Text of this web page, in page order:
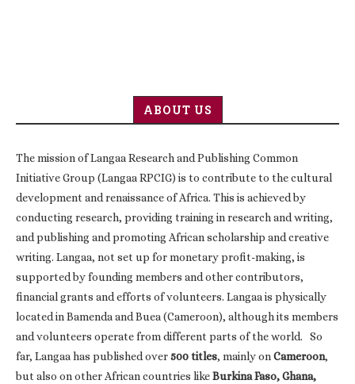
ABOUT US
The mission of Langaa Research and Publishing Common
Initiative Group (Langaa RPCIG) is to contribute to the cultural
development and renaissance of Africa. This is achieved by
conducting research, providing training in research and writing,
and publishing and promoting African scholarship and creative
writing. Langaa, not set up for monetary profit-making, is
supported by founding members and other contributors,
financial grants and efforts of volunteers. Langaa is physically
located in Bamenda and Buea (Cameroon), although its members
and volunteers operate from different parts of the world. So
far, Langaa has published over500 titles, mainly onCameroon,
but also on other African countries likeBurkina Faso, Ghana,